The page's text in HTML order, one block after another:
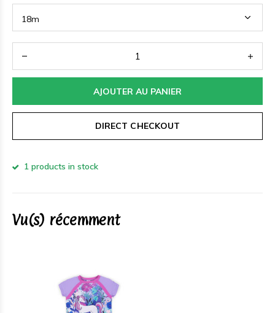
AJOUTER AU PANIER
DIRECT CHECKOUT
1 products in stock
Vu(s) récemment